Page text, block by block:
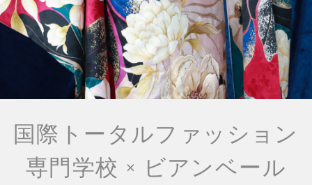
国際トータルファッション
専門学校 × ビアンベール